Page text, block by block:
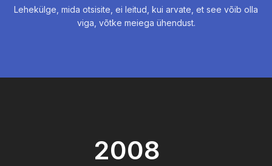
Lehekülge, mida otsisite, ei leitud, kui arvate, et see võib olla
viga, võtke meiega ühendust.
2008